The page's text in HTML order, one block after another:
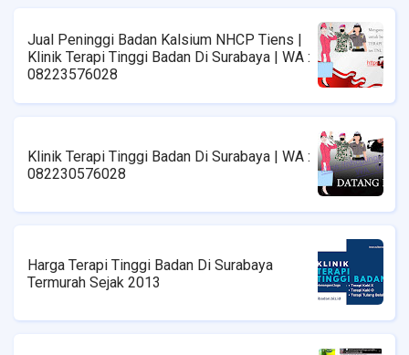
Jual Peninggi Badan Kalsium NHCP Tiens |
Klinik Terapi Tinggi Badan Di Surabaya | WA :
08223576028
Klinik Terapi Tinggi Badan Di Surabaya | WA :
082230576028
Harga Terapi Tinggi Badan Di Surabaya
Termurah Sejak 2013